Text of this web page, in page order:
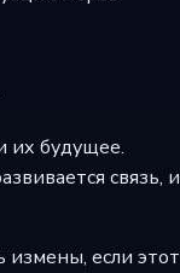
их будущее.
связь, и
если этот